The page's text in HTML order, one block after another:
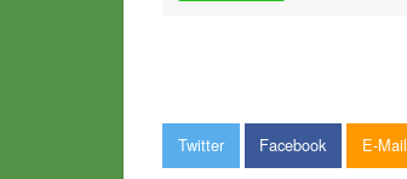
Twitter Facebook E-Mail